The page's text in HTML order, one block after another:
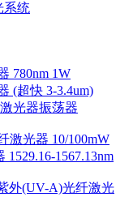
系统
780nm 1W
(超快 3-3.4um)
光器振荡器
激光器 10/100mW
1567.13nm
外(UV-A)光纤激光